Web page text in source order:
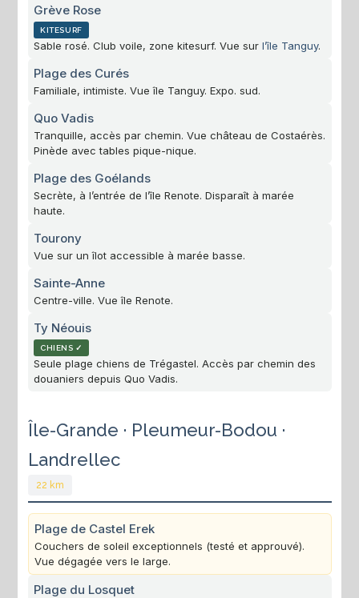
Grève Rose
KITESURF
Sable rosé. Club voile, zone kitesurf. Vue sur l’île Tanguy.
Plage des Curés
Familiale, intimiste. Vue île Tanguy. Expo. sud.
Quo Vadis
Tranquille, accès par chemin. Vue château de Costaérès.
Pinède avec tables pique-nique.
Plage des Goélands
Secrète, à l’entrée de l’île Renote. Disparaît à marée
haute.
Tourony
Vue sur un îlot accessible à marée basse.
Sainte-Anne
Centre-ville. Vue île Renote.
Ty Néouis
CHIENS ✓
Seule plage chiens de Trégastel. Accès par chemin des
douaniers depuis Quo Vadis.
Île-Grande · Pleumeur-Bodou ·
Landrellec
22 km
Plage de Castel Erek
Couchers de soleil exceptionnels (testé et approuvé).
Vue dégagée vers le large.
Plage du Losquet